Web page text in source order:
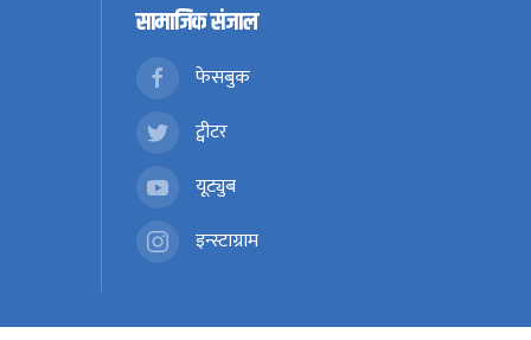
सामाजिक संजाल
फेसबुक
ट्वीटर
यूट्युब
इन्स्टाग्राम